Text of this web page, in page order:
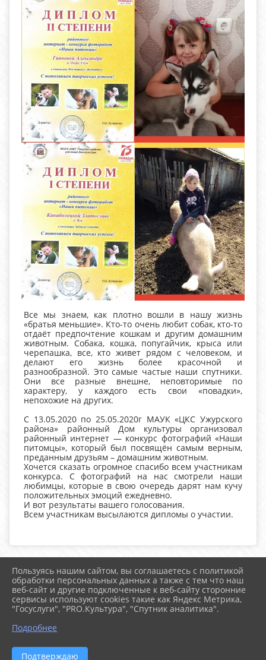
Все мы знаем, как плотно вошли в нашу жизнь
«братья меньшие». Кто-то очень любит собак, кто-то
отдаёт предпочтение кошкам и другим домашним
животным. Собака, кошка, попугайчик, крыса или
черепашка, все, кто живет рядом с человеком, и
делают его жизнь более красочной и
разнообразной. Это самые частые наши спутники.
Они все разные внешне, неповторимые по
характеру, у каждого есть свои «повадки»,
непохожие на других.
С 13.05.2020 по 25.05.2020г МАУК «ЦКС Ужурского
района» районный Дом культуры организовал
районный интернет — конкурс фотографий «Наши
питомцы», который был посвящён самым верным,
преданным друзьям – домашним животным.
Хочется сказать огромное спасибо всем участникам
конкурса. С фотографий на нас смотрели наши
любимцы, которые в свою очередь дарят нам кучу
положительных эмоций ежедневно.
И вот результаты вашего голосования.
Всем участникам высылаются дипломы о участии.
2026 г. uzhur-cks.ru
Вход
Карта сайта
Политика обработки персональных данных
Сделано на KubCMS
Пользуясь нашим сайтом, вы соглашаетесь с политикой
обработки персональных данных а также с тем что наш
веб-сайт и другие подключенные к веб-сайту сторонние
сервисы используют cookies такие как Яндекс Метрика,
"Госуслуги", "PRO.Культура", "Спутник аналитика".
Подробнее
Подтверждаю